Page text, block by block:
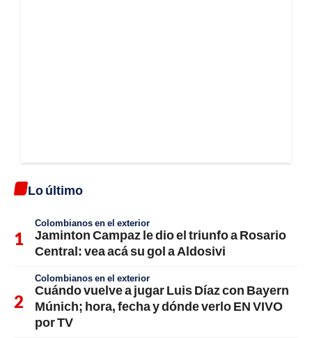
Lo último
Colombianos en el exterior
Jaminton Campaz le dio el triunfo a Rosario
Central: vea acá su gol a Aldosivi
Colombianos en el exterior
Cuándo vuelve a jugar Luis Díaz con Bayern
Múnich; hora, fecha y dónde verlo EN VIVO
por TV